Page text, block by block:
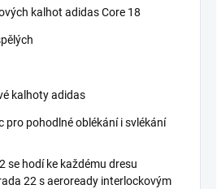
kalhot adidas Core 18
kalhoty adidas
pro pohodlné oblékání i svlékání
se hodí ke každému dresu
22 s aeroready interlockovým